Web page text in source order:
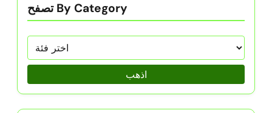
تصفح By Category
اذهب